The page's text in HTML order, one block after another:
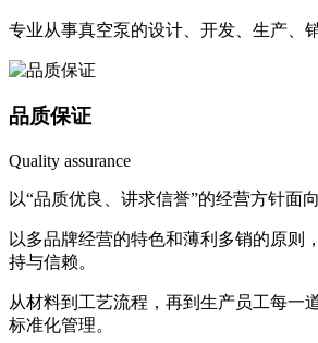
专业从事真空泵的设计、开发、生产、
品质保证
Quality assurance
以“品质优良、讲求信誉”的经营方针面
以多品牌经营的特色和薄利多销的原则
持与信赖。
从材料到工艺流程，再到生产员工每一
标准化管理。